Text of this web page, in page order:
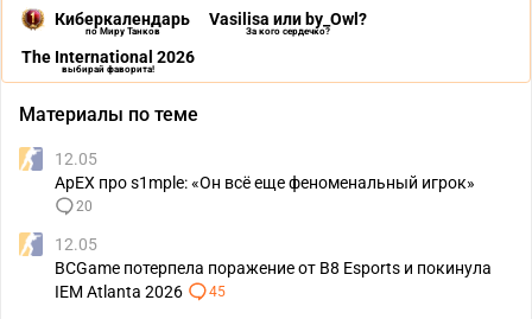
Киберкалендарь
по Миру Танков
Vasilisa или by_Owl?
За кого сердечко?
The International 2026
выбирай фаворита!
Материалы по теме
12.05
ApEX про s1mple: «Он всё еще феноменальный игрок»
20
12.05
BCGame потерпела поражение от B8 Esports и покинула
IEM Atlanta 2026
45